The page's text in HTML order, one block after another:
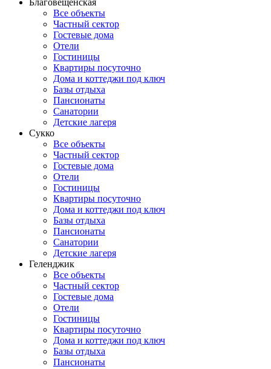
Благовещенская
Все объекты
Частный сектор
Гостевые дома
Отели
Гостиницы
Квартиры посуточно
Дома и коттеджи под ключ
Базы отдыха
Пансионаты
Санатории
Детские лагеря
Сукко
Все объекты
Частный сектор
Гостевые дома
Отели
Гостиницы
Квартиры посуточно
Дома и коттеджи под ключ
Базы отдыха
Пансионаты
Санатории
Детские лагеря
Геленджик
Все объекты
Частный сектор
Гостевые дома
Отели
Гостиницы
Квартиры посуточно
Дома и коттеджи под ключ
Базы отдыха
Пансионаты